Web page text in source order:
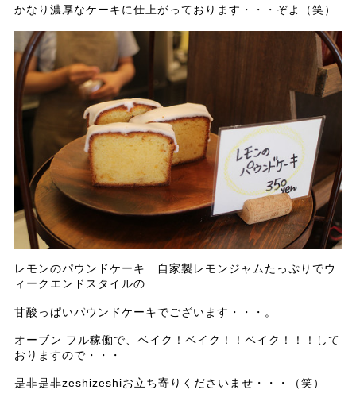
かなり濃厚なケーキに仕上がっております・・・ぞよ（笑）
レモンのパウンドケーキ 自家製レモンジャムたっぷりでウ
ィークエンドスタイルの
甘酸っぱいパウンドケーキでございます・・・。
オーブン フル稼働で、ベイク！ベイク！！ベイク！！！して
おりますので・・・
是非是非zeshizeshiお立ち寄りくださいませ・・・（笑）